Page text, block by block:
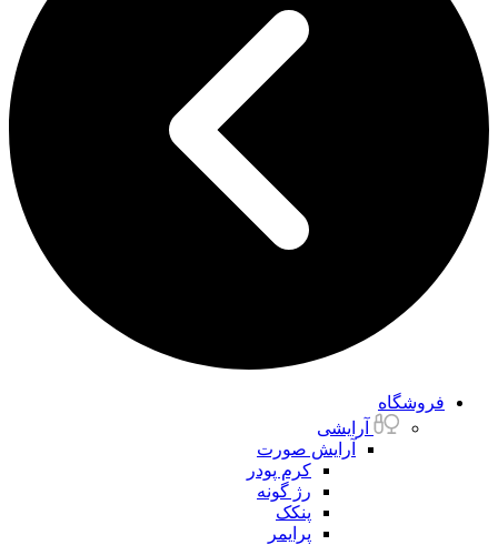
فروشگاه
آرایشی
آرایش صورت
کرم پودر
رژ گونه
پنکک
پرایمر